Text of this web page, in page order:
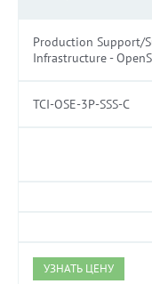
Production Support/
Infrastructure -
TCI-OSE-3P-SSS-C
УЗНАТЬ ЦЕНУ